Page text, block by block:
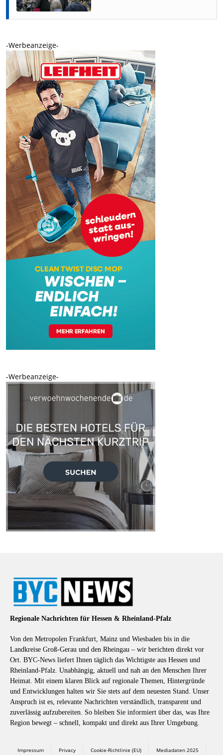
-Werbeanzeige-
-Werbeanzeige-
Regionale Nachrichten für Hessen & Rheinland-Pfalz
Von den Metropolen Frankfurt, Mainz und Wiesbaden bis in die
Landkreise Groß-Gerau und den Rheingau – wir berichten direkt vor
Ort. BYC-News liefert Ihnen täglich das Wichtigste aus Hessen und
Rheinland-Pfalz. Unabhängig, aktuell und nah an den Menschen Ihrer
Heimat. Mit einem klaren Blick auf regionale Themen, Hintergründe
und Entwicklungen halten wir Sie stets auf dem neuesten Stand. Unser
Anspruch ist es, relevante Nachrichten verständlich, transparent und
zuverlässig aufzubereiten. So bleiben Sie informiert über das, was Ihre
Region bewegt – schnell, kompakt und direkt aus Ihrer Umgebung.
Impressum Privacy Cookie-Richtlinie (EU) Mediadaten 2025